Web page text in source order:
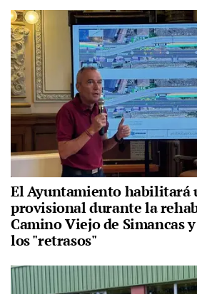
El Ayuntamiento habilitará
provisional durante la
Camino Viejo de Simancas
los "retrasos"